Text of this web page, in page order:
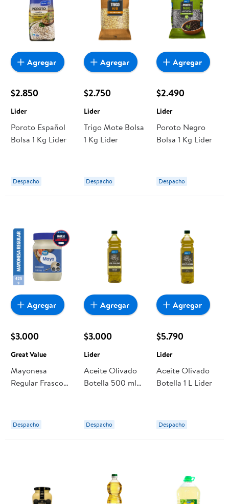
$2.850
Lider
Poroto Español
Bolsa 1 Kg Lider
Despacho
Agregar
$2.750
Lider
Trigo Mote Bolsa
1 Kg Lider
Despacho
Agregar
$2.490
Lider
Poroto Negro
Bolsa 1 Kg Lider
Despacho
Agregar
$3.000
Great Value
Mayonesa
Regular Frasco
Despacho
Agregar
$3.000
Lider
Aceite Olivado
Botella 500 ml
Despacho
Agregar
$5.790
Lider
Aceite Olivado
Botella 1 L Lider
Despacho
Agregar